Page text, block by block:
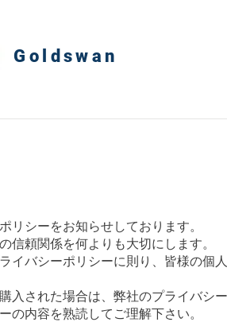
​Goldswan
シーをお知らせしております。
頼関係を何よりも大切にします。
イバシーポリシーに則り、皆様の個
入された場合は、弊社のプライバシ
の内容を熟読してご理解下さい。